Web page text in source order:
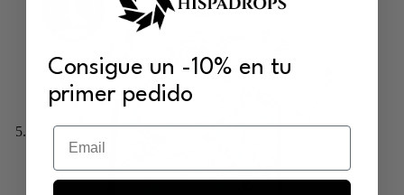
Consigue un -10% en tu
primer pedido
Email